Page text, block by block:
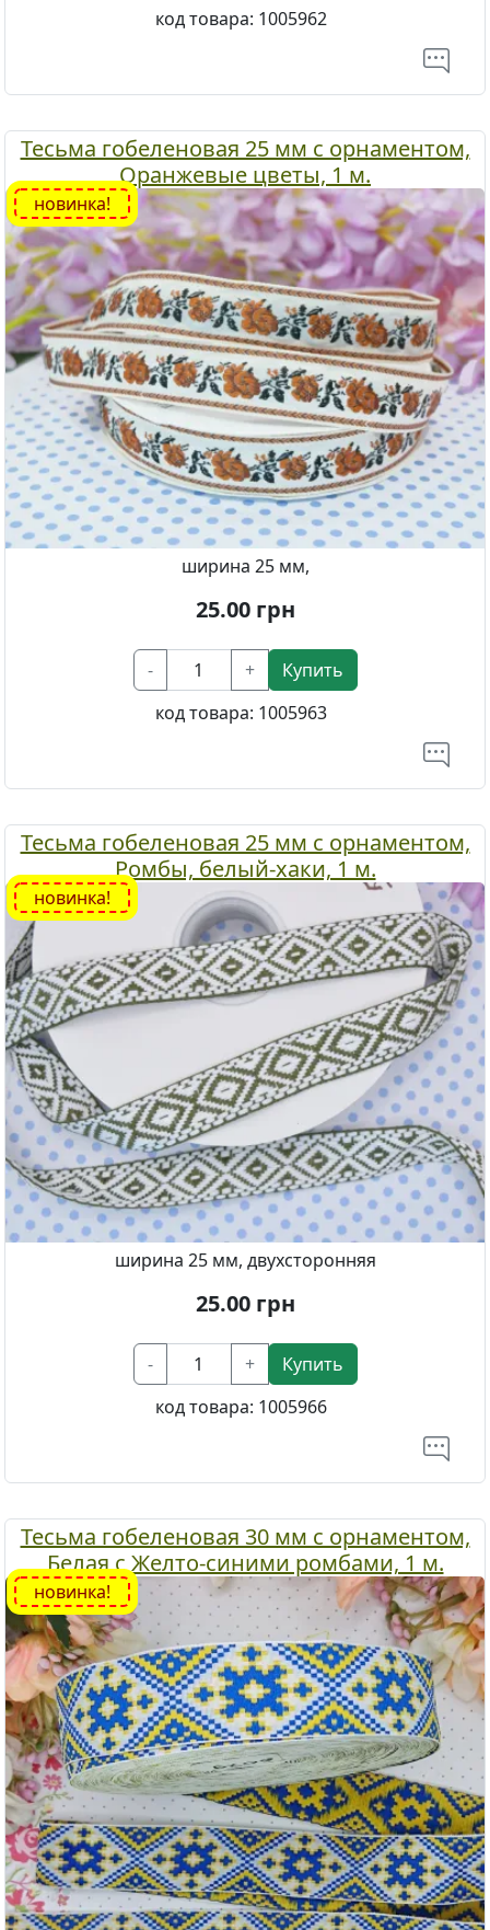
код товара: 1005962
Тесьма гобеленовая 25 мм с орнаментом,
Оранжевые цветы, 1 м.
новинка!
ширина 25 мм,
25.00грн
- +
Купить
код товара: 1005963
Тесьма гобеленовая 25 мм с орнаментом,
Ромбы, белый-хаки, 1 м.
новинка!
ширина 25 мм, двухсторонняя
25.00грн
- +
Купить
код товара: 1005966
Тесьма гобеленовая 30 мм с орнаментом,
Белая с Желто-синими ромбами, 1 м.
новинка!